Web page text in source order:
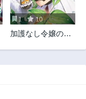
1 10
加護なし令嬢の小
ょう！～